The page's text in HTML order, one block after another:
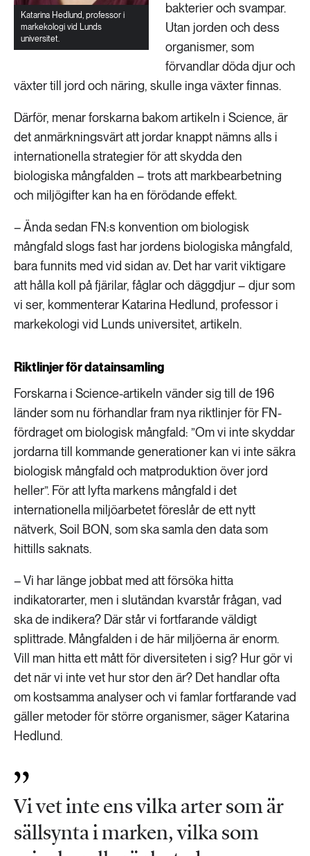
Katarina Hedlund, professor i
markekologi vid Lunds
universitet.
bakterier och svampar.
Utan jorden och dess
organismer, som
förvandlar döda djur och
växter till jord och näring, skulle inga växter finnas.
Därför, menar forskarna bakom artikeln i Science, är
det anmärkningsvärt att jordar knappt nämns alls i
internationella strategier för att skydda den
biologiska mångfalden – trots att markbearbetning
och miljögifter kan ha en förödande effekt.
– Ända sedan FN:s konvention om biologisk
mångfald slogs fast har jordens biologiska mångfald,
bara funnits med vid sidan av. Det har varit viktigare
att hålla koll på fjärilar, fåglar och däggdjur – djur som
vi ser, kommenterar Katarina Hedlund, professor i
markekologi vid Lunds universitet, artikeln.
Riktlinjer för datainsamling
Forskarna i Science-artikeln vänder sig till de 196
länder som nu förhandlar fram nya riktlinjer för FN-
fördraget om biologisk mångfald: ”Om vi inte skyddar
jordarna till kommande generationer kan vi inte säkra
biologisk mångfald och matproduktion över jord
heller”. För att lyfta markens mångfald i det
internationella miljöarbetet föreslår de ett nytt
nätverk, Soil BON, som ska samla den data som
hittills saknats.
– Vi har länge jobbat med att försöka hitta
indikatorarter, men i slutändan kvarstår frågan, vad
ska de indikera? Där står vi fortfarande väldigt
splittrade. Mångfalden i de här miljöerna är enorm.
Vill man hitta ett mått för diversiteten i sig? Hur gör vi
det när vi inte vet hur stor den är? Det handlar ofta
om kostsamma analyser och vi famlar fortfarande vad
gäller metoder för större organismer, säger Katarina
Hedlund.
Vi vet inte ens vilka arter som är
sällsynta i marken, vilka som